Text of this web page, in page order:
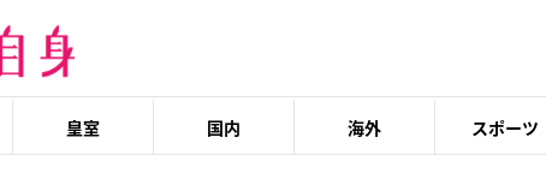
皇室 国内 海外 スポーツ